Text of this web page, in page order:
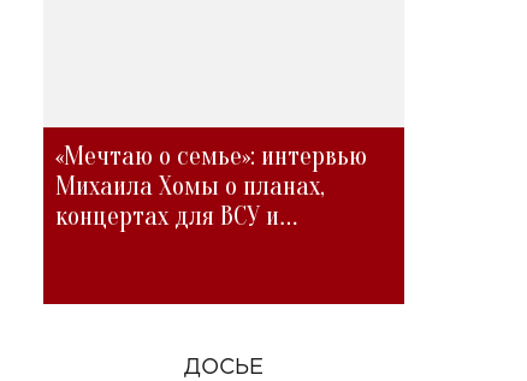
«Мечтаю о семье»: интервью
Михаила Хомы о планах,
концертах для ВСУ и
ДОСЬЕ